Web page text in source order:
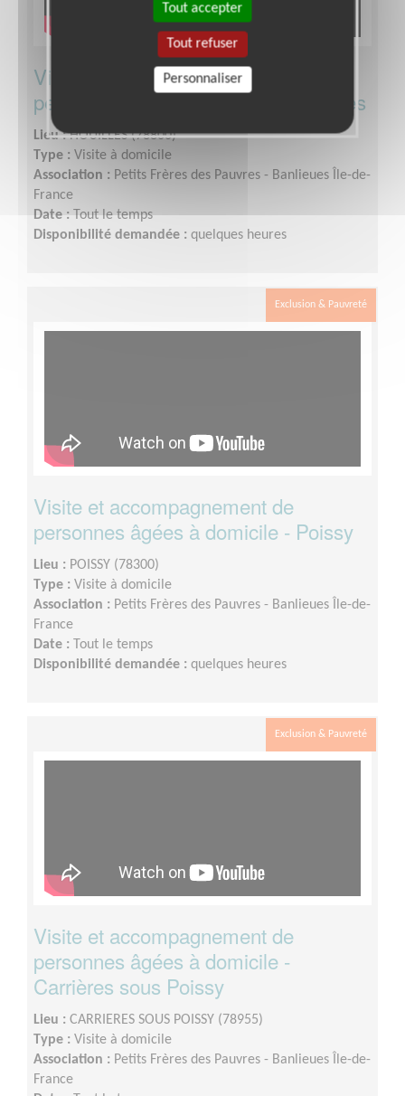
Visite et accompagnement de
personnes âgées à domicile - Houilles
Lieu :HOUILLES (78800)
Type : Visite à domicile
Association : Petits Frères des Pauvres - Banlieues Île-de-
France
Date : Tout le temps
Disponibilité demandée : quelques heures
Exclusion & Pauvreté
Visite et accompagnement de
personnes âgées à domicile - Poissy
Lieu : POISSY (78300)
Type : Visite à domicile
Association : Petits Frères des Pauvres - Banlieues Île-de-
France
Date : Tout le temps
Disponibilité demandée : quelques heures
Exclusion & Pauvreté
Visite et accompagnement de
personnes âgées à domicile -
Carrières sous Poissy
Lieu : CARRIERES SOUS POISSY (78955)
Type : Visite à domicile
Association : Petits Frères des Pauvres - Banlieues Île-de-
France
Tout accepter
Tout refuser
Personnaliser